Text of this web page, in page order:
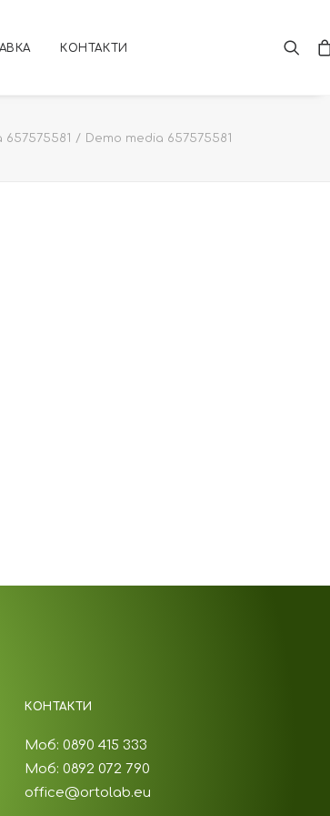
КОНТАКТИ
657575581 Demo media 657575581
КОНТАКТИ
Моб: 0890 415 333
Моб: 0892 072 790
office@ortolab.eu